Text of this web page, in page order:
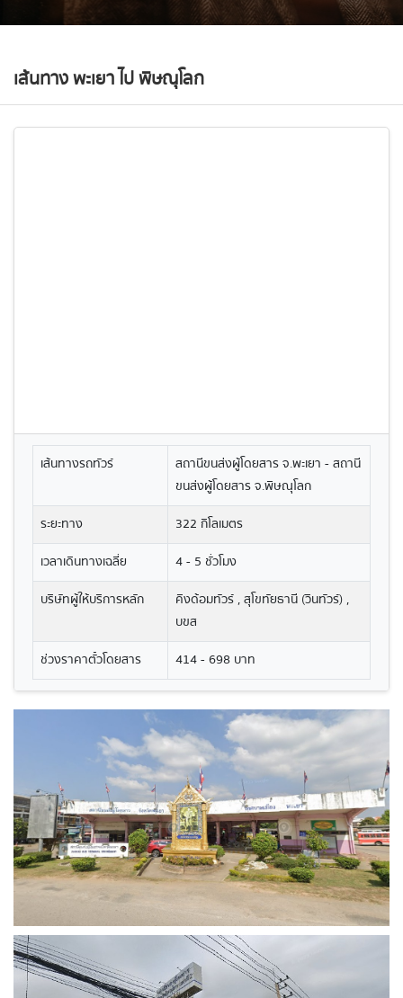
เส้นทาง พะเยา ไป พิษณุโลก
เส้นทางรถทัวร์
สถานีขนส่งผู้โดยสาร จ.พะเยา - สถานี
ขนส่งผู้โดยสาร จ.พิษณุโลก
ระยะทาง
322 กิโลเมตร
เวลาเดินทางเฉลี่ย
4 - 5 ชั่วโมง
บริษัทผู้ให้บริการหลัก
คิงด้อมทัวร์ , สุโขทัยธานี (วินทัวร์) ,
บขส
ช่วงราคาตั๋วโดยสาร
414 - 698 บาท